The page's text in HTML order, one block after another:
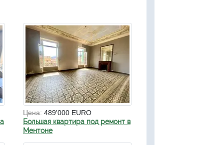
Цена: 489'000 EURO
Большая квартира под ремонт в
Ментоне